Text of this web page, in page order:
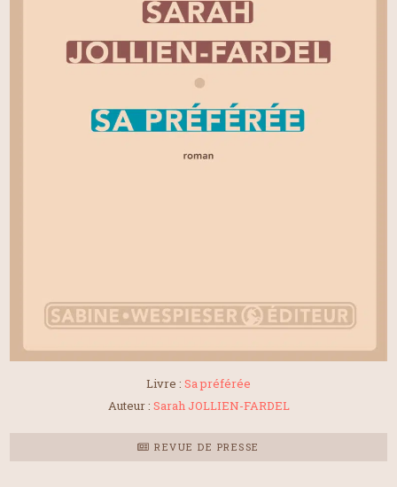
Livre : Sa préférée
Auteur : Sarah JOLLIEN-FARDEL
REVUE DE PRESSE